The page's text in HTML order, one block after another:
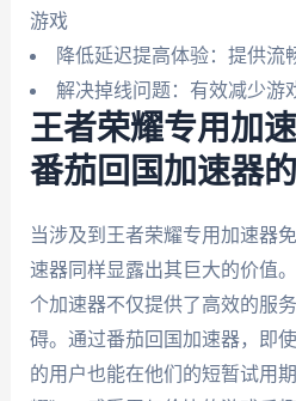
游戏
降低延迟提高体验：提供流
解决掉线问题：有效减少游
王者荣耀专用加
番茄回国加速器
当涉及到王者荣耀专用加速器
速器同样显露出其巨大的价值
个加速器不仅提供了高效的服
碍。通过番茄回国加速器，即
的用户也能在他们的短暂试用